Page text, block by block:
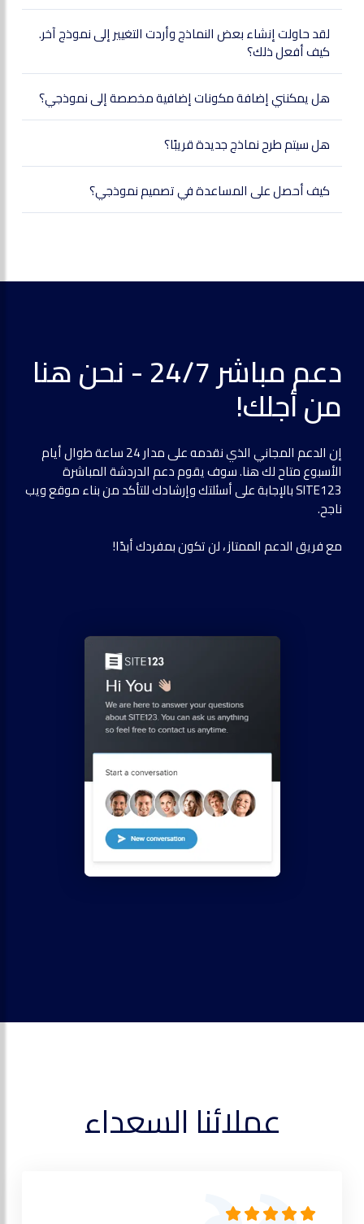
لقد حاولت إنشاء بعض النماذج وأردت التغيير إلى نموذج آخر.
كيف أفعل ذلك؟
هل يمكنني إضافة مكونات إضافية مخصصة إلى نموذجي؟
هل سيتم طرح نماذج جديدة قريبًا؟
كيف أحصل على المساعدة في تصميم نموذجي؟
دعم مباشر 24/7 - نحن هنا
من أجلك!
إن الدعم المجاني الذي نقدمه على مدار 24 ساعة طوال أيام
الأسبوع متاح لك هنا. سوف يقوم دعم الدردشة المباشرة
SITE123 بالإجابة على أسئلتك وإرشادك للتأكد من بناء موقع ويب
ناجح.
مع فريق الدعم الممتاز ، لن تكون بمفردك أبدًا!
عملائنا السعداء